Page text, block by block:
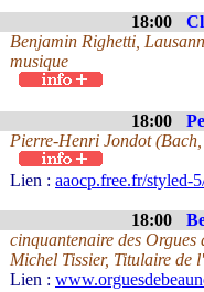
18:00
Benjamin Righetti,
musique
18:00
Pierre-Henri Jondot
Lien : aaocp.free.fr/styled-
18:00
cinquantenaire des Orgues
Michel Tissier, Titulaire de
Lien :